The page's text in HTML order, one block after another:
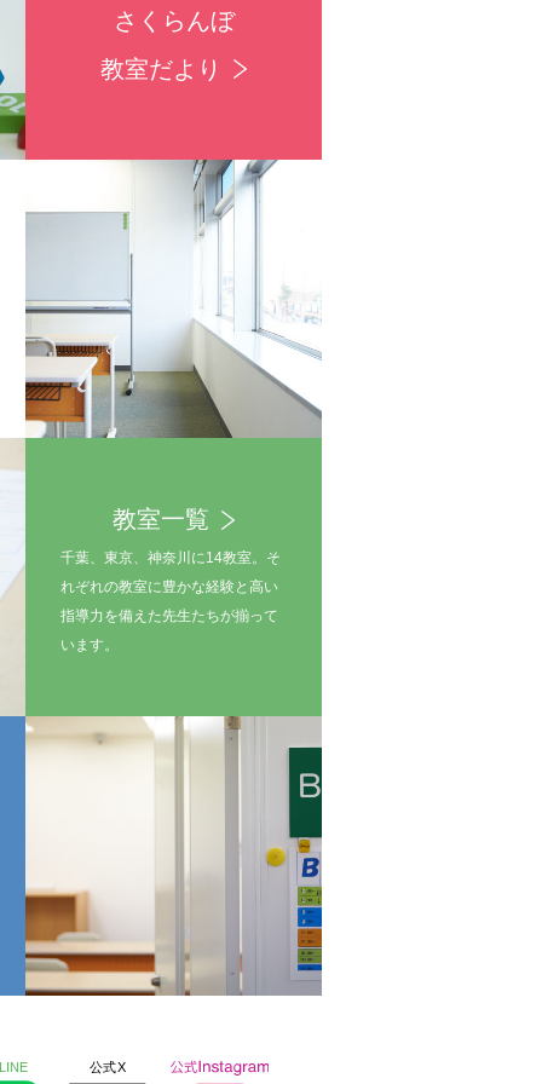
さくらんぼ
教室だより
教室一覧
千葉、東京、神奈川に14教室。そ
れぞれの教室に豊かな経験と高い
指導力を備えた先生たちが揃って
います。